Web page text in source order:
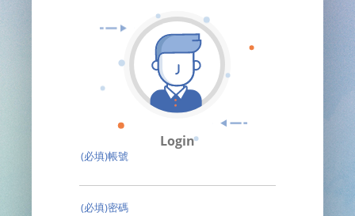
Login
(必填)帳號
(必填)密碼